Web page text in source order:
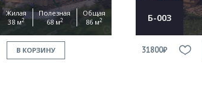
Жилая
38 м2
Полезная
68 м2
Общая
86 м2
В КОРЗИНУ
Б-003
31800₽